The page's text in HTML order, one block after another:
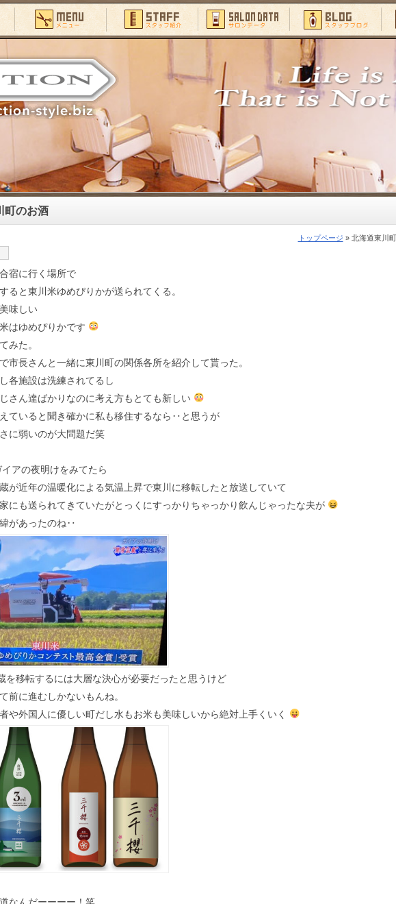
町のお酒
トップページ » 北海道東川
宿に行く場所で
ると東川米ゆめぴりかが送られてくる。
味しい
はゆめぴりかです
みた。
市長さんと一緒に東川町の関係各所を紹介して貰った。
各施設は洗練されてるし
さん達ばかりなのに考え方もとても新しい
ていると聞き確かに私も移住するなら‥と思うが
に弱いのが大問題だ笑
アの夜明けをみてたら
が近年の温暖化による気温上昇で東川に移転したと放送していて
にも送られてきていたがとっくにすっかりちゃっかり飲んじゃったな夫が
があったのね‥
を移転するには大層な決心が必要だったと思うけど
前に進むしかないもんね。
や外国人に優しい町だし水もお米も美味しいから絶対上手くいく